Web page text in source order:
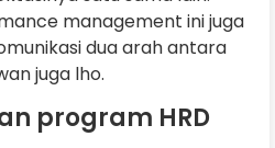
management ini juga
dua arah antara
juga lho.
program HRD